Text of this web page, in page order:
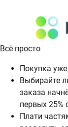
Всё просто
Покупка
Выбирайте
заказа
первых 25%
Плати